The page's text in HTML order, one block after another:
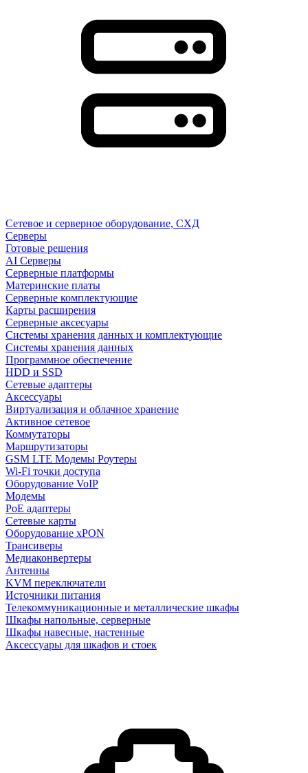
Сетевое и серверное оборудование, СХД
Cерверы
Готовые решения
AI Серверы
Серверные платформы
Материнские платы
Серверные комплектующие
Карты расширения
Серверные аксесуары
Системы хранения данных и комплектующие
Системы хранения данных
Программное обеспечение
HDD и SSD
Сетевые адаптеры
Аксессуары
Виртуализация и облачное хранение
Активное сетевое
Коммутаторы
Маршрутизаторы
GSM LTE Модемы Роутеры
Wi-Fi точки доступа
Оборудование VoIP
Модемы
PoE адаптеры
Сетевые карты
Оборудование xPON
Трансиверы
Медиаконвертеры
Антенны
KVM переключатели
Источники питания
Телекоммуникационные и металлические шкафы
Шкафы напольные, серверные
Шкафы навесные, настенные
Аксессуары для шкафов и стоек